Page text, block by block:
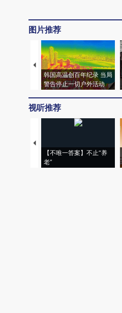
图片推荐
韩国高温创百年纪录 当局
警告停止一切户外活动
视听推荐
【不唯一答案】不止“养
老”